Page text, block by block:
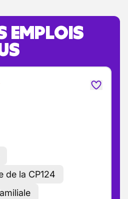
EMPLOIS
de la CP124